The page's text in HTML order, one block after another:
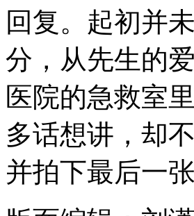
回复。起初并
分，从先生的
医院的急救室
多话想讲，却
并拍下最后一